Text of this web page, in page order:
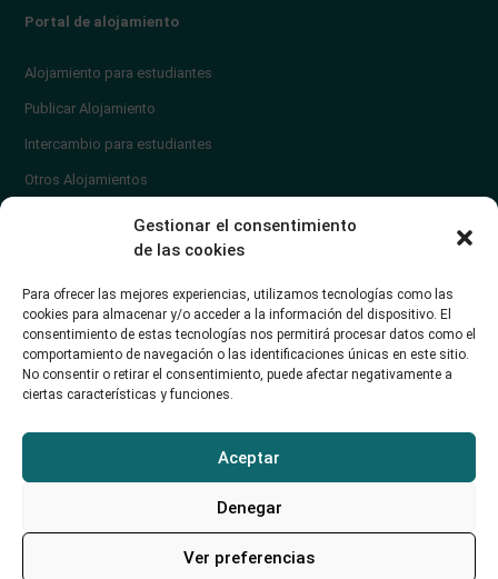
Gestionar el consentimiento
de las cookies
Para ofrecer las mejores experiencias, utilizamos tecnologías como las
cookies para almacenar y/o acceder a la información del dispositivo. El
consentimiento de estas tecnologías nos permitirá procesar datos como el
comportamiento de navegación o las identificaciones únicas en este sitio.
No consentir o retirar el consentimiento, puede afectar negativamente a
ciertas características y funciones.
Aceptar
Denegar
Ver preferencias
Portal de alojamiento
Alojamiento para estudiantes
Publicar Alojamiento
Intercambio para estudiantes
Otros Alojamientos
¿Cómo publicar un anuncio?
Contacto
soporte@alojamientounican.es
Alojamiento Universidad de Cantabria Copyright © 2023​